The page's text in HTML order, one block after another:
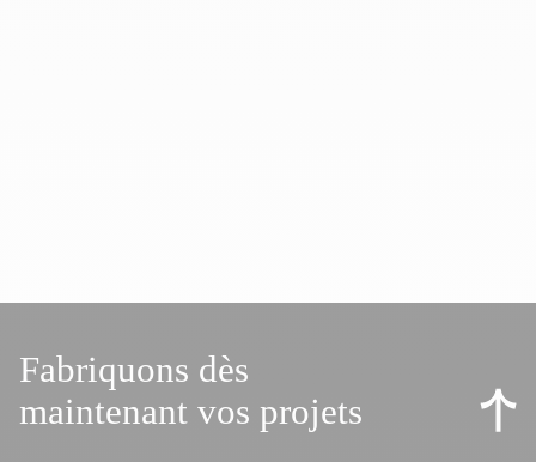
Fabriquons dès
maintenant vos projets